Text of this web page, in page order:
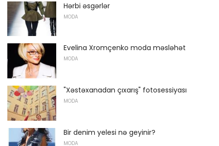
Hərbi əsgərlər
MODA
Evelina Xromçenko moda məsləhət
MODA
"Xəstəxanadan çıxarış" fotosessiyası
MODA
Bir denim yelesi nə geyinir?
MODA